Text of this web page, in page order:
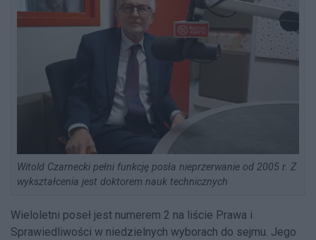
Witold Czarnecki pełni funkcję posła nieprzerwanie od 2005 r. Z
wykształcenia jest doktorem nauk technicznych
Wieloletni poseł jest numerem 2 na liście Prawa i
Sprawiedliwości w niedzielnych wyborach do sejmu. Jego